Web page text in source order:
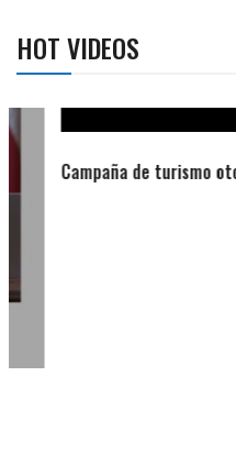
HOT VIDEOS
Campaña de turismo otoño-